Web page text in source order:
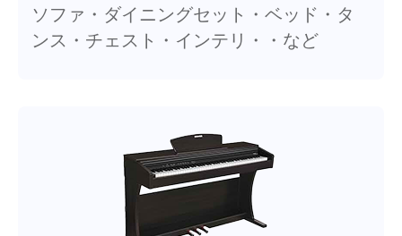
ソファ・ダイニングセット・ベッド・タ
ンス・チェスト・インテリ・・など